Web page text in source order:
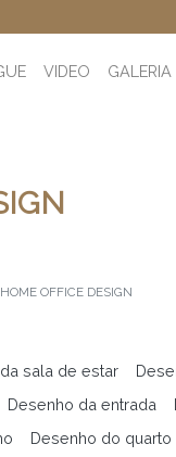
VIDEO GALERIA
OFFICE DESIGN
sala de estar
Desenho da entrada
Desenho do quarto